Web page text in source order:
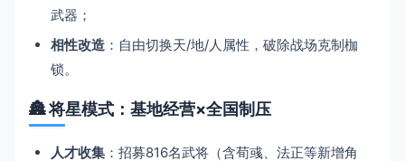
武器；
​相性改造​ ​：自由切换天/地/人属性，破除战场克制枷
锁。
🏯 ​​将星模式：基地经营×全国制压​
​人才收集​ ​：招募816名武将（含荀彧、法正等新增角